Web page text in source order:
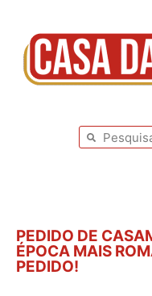
PEDIDO DE
ÉPOCA MAIS
PEDIDO!